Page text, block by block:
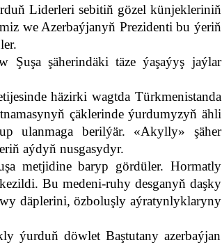
Liderleri sebitiň gözel künjekleriniň
we Azerbaýjanyň Prezidenti bu ýeriň
Şuşa şäherindäki täze ýaşaýyş jaýlar
häzirki wagtda Türkmenistanda
çäklerinde ýurdumyzyň ähli
ulanmaga berilýär. «Akylly» şäher
aýdyň nusgasydyr.
metjidine baryp gördüler. Hormatly
Bu medeni-ruhy desganyň daşky
däplerini, özboluşly aýratynlyklaryny
ýurduň döwlet Baştutany azerbaýjan